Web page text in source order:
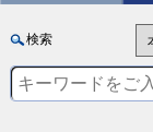
検索